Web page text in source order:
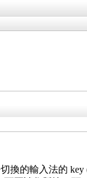
的輸入法的